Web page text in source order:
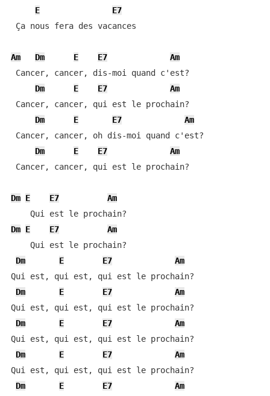
E
E7
Ça nous fera des vacances
Am Dm E E7
Am
Cancer, cancer, dis-moi quand c'est?
Dm
E E7
Am
Cancer, cancer, qui est le prochain?
Dm
E E7
Am
Cancer, cancer, oh dis-moi quand c'est?
Dm
E E7
Am
Cancer, cancer, qui est le prochain?
Dm E E7
Am
Dm E E7
Am
    Qui est le prochain?
Dm
E E7
Am
Qui est, qui est, qui est le prochain?
Dm
E E7
Am
Qui est, qui est, qui est le prochain?
Dm
E E7
Am
Qui est, qui est, qui est le prochain?
Dm
E E7
Am
Qui est, qui est, qui est le prochain?
Dm
E E7
Am